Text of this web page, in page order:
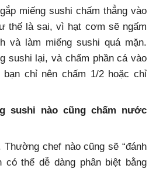
miếng sushi chấm thẳng vào
thế là sai, vì hạt cơm sẽ ngấm
và làm miếng sushi quá mặn.
sushi lại, và chấm phần cá vào
chỉ nên chấm 1/2 hoặc chỉ
sushi nào cũng chấm nước
chef nào cũng sẽ “đánh
có thể dễ dàng phân biệt bằng